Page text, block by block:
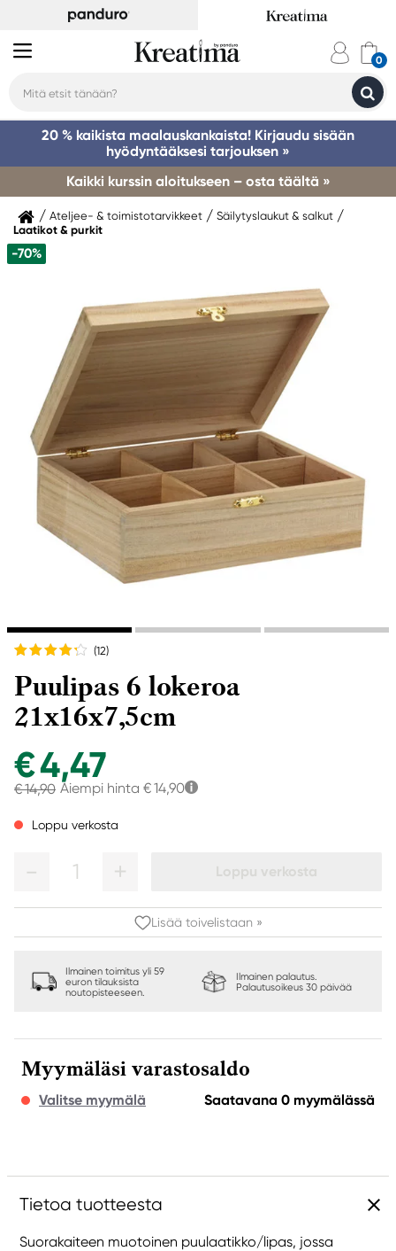
20 % kaikista maalauskankaista! Kirjaudu sisään
hyödyntääksesi tarjouksen »
Kaikki kurssin aloitukseen – osta täältä »
Ateljee- & toimistotarvikkeet
Säilytyslaukut & salkut
Laatikot & purkit
-70%
(12)
Puulipas 6 lokeroa
21x16x7,5cm
€ 4,47
€ 14,90 Aiempi hinta € 14,90
Loppu verkosta
1 Loppu verkosta
Lisää toivelistaan »
Ilmainen toimitus yli 59
euron tilauksista
noutopisteeseen.
Ilmainen palautus.
Palautusoikeus 30 päivää
Myymäläsi varastosaldo
Valitse myymälä Saatavana 0 myymälässä
Tietoa tuotteesta
Suorakaiteen muotoinen puulaatikko/lipas, jossa